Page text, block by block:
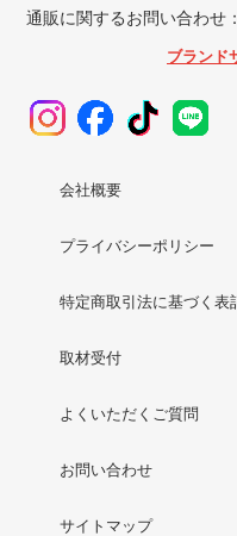
通販に関するお問い合わせ
ブランド
会社概要
プライバシーポリシー
特定商取引法に基づく表
取材受付
よくいただくご質問
お問い合わせ
サイトマップ